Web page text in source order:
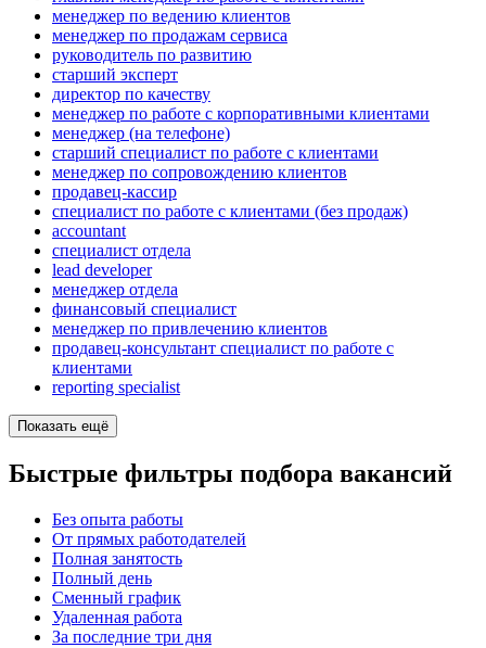
менеджер по ведению клиентов
менеджер по продажам сервиса
руководитель по развитию
старший эксперт
директор по качеству
менеджер по работе с корпоративными клиентами
менеджер (на телефоне)
старший специалист по работе с клиентами
менеджер по сопровождению клиентов
продавец-кассир
специалист по работе с клиентами (без продаж)
accountant
специалист отдела
lead developer
менеджер отдела
финансовый специалист
менеджер по привлечению клиентов
продавец-консультант специалист по работе с
клиентами
reporting specialist
Показать ещё
Быстрые фильтры подбора вакансий
Без опыта работы
От прямых работодателей
Полная занятость
Полный день
Сменный график
Удаленная работа
За последние три дня